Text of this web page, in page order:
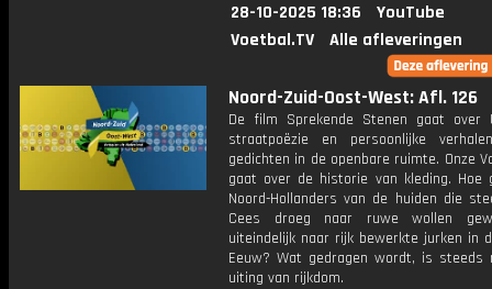
28-10-2025 18:36
YouTube
Voetbal.TV
Alle afleveringen
Noord-Zuid-Oost-West: Afl. 126
De film Sprekende Stenen gaat over
straatpoëzie en persoonlijke
gedichten in de openbare ruimte. Onze
gaat over de historie van kleding. Hoe
Noord-Hollanders van de huiden die
Cees droeg naar ruwe wollen
uiteindelijk naar rijk bewerkte jurken in
Eeuw? Wat gedragen wordt, is steeds
uiting van rijkdom.